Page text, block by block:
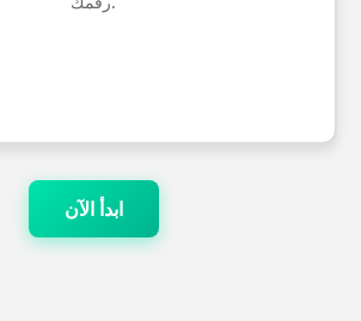
ابدأ الآن